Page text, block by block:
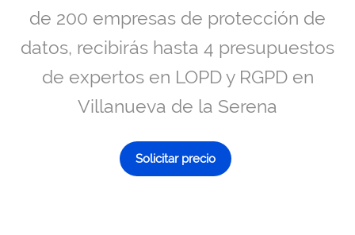
de 200 empresas de protección de
datos, recibirás hasta 4 presupuestos
de expertos en LOPD y RGPD en
Villanueva de la Serena
Solicitar precio